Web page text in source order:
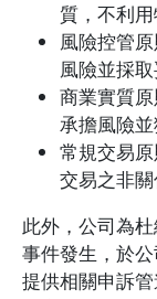
質，不利用
風險控管
風險並採取
商業實質
承擔風險並
常規交易
交易之非關
此外，公司為
事件發生，於
提供相關申訴